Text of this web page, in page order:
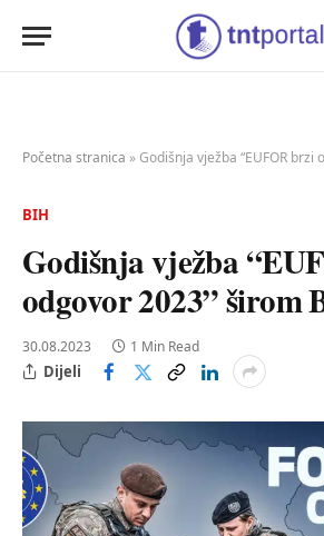
Početna stranica »Godišnja vježba “EUFOR brzi
BIH
Godišnja vježba
odgovor 2023” širom
30.08.2023 1 Min Read
Dijeli